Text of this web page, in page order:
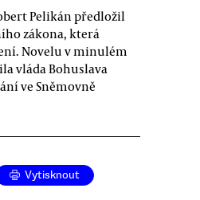
Pelikán předložil
zákona, která
Novelu v minulém
vláda Bohuslava
ve Sněmovně
Vytisknout